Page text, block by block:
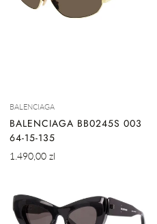
BALENCIAGA
BALENCIAGA BB0245S 003
64-15-135
Cena
1.490,00 zl